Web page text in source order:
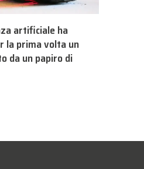
artificiale ha
la prima volta un
da un papiro di